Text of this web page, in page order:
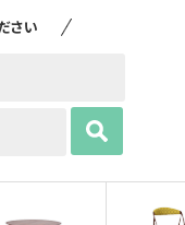
担いたします